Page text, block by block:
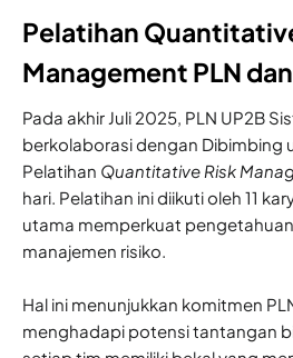
Pelatihan
Management PLN
Pada akhir Juli 2025, PLN UP2B
berkolaborasi dengan Dibimbing
Pelatihan Quantitative Risk
hari. Pelatihan ini diikuti oleh 11
utama memperkuat
manajemen risiko.
Hal ini menunjukkan komitmen
menghadapi potensi tantangan